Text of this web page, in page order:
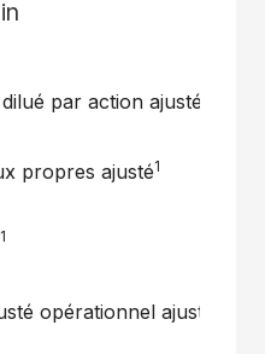
dilué par action ajusté
propres ajusté1
1
opérationnel ajusté